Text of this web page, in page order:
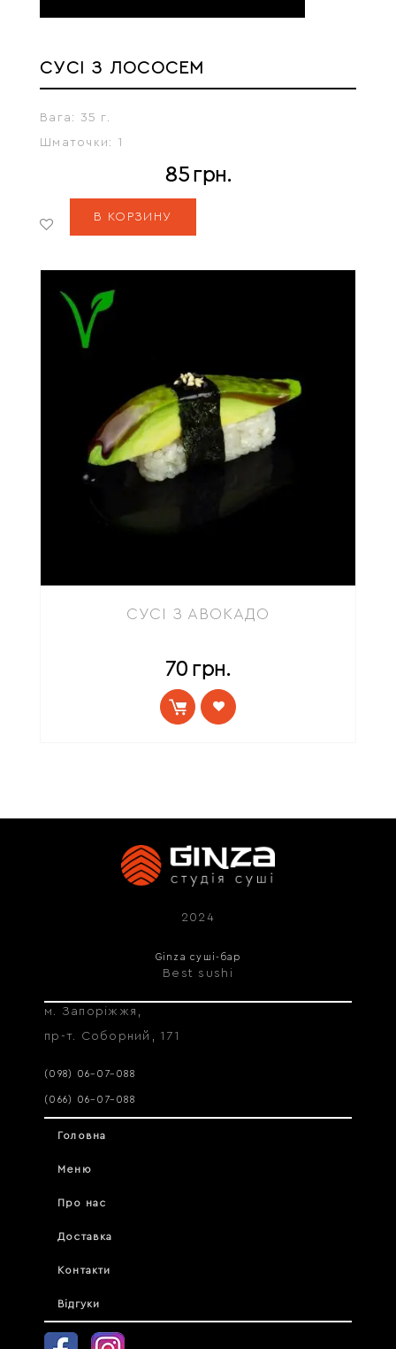
СУСІ З ЛОСОСЕМ
Вага:
35 г.
Шматочки:
1
85 грн.
В КОРЗИНУ
СУСІ З АВОКАДО
70 грн.
2024
Ginza суші-бар
Best sushi
м. Запоріжжя,
пр-т. Соборний, 171
(098) 06–07–088
(066) 06–07–088
Головна
Меню
Про нас
Доставка
Контакти
Відгуки